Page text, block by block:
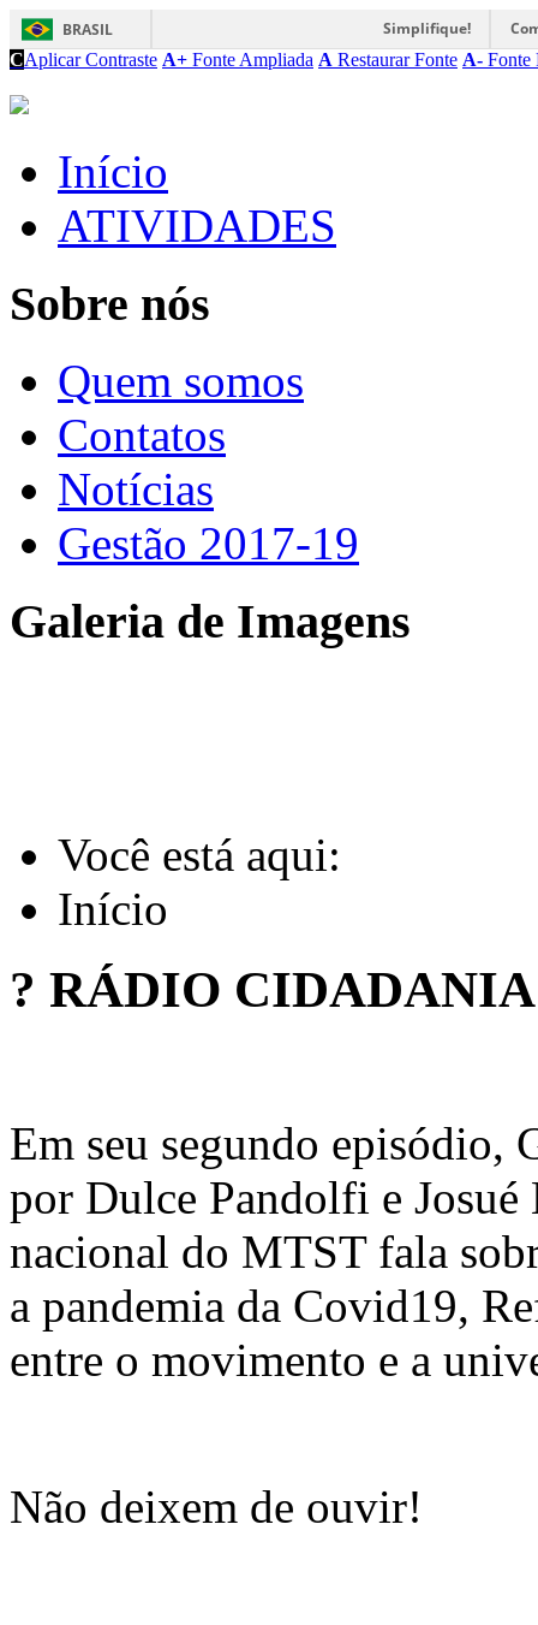
BRASIL Simplifique!
CAplicar Contraste A+ Fonte Ampliada A Restaurar Fonte A- Fonte
Início
ATIVIDADES
Sobre nós
Quem somos
Contatos
Notícias
Gestão 2017-19
Galeria de Imagens
Você está aqui:
Início
? RÁDIO
Em seu segundo episódio,
por Dulce Pandolfi e
nacional do MTST fala
a pandemia da Covid19,
entre o movimento e a
Não deixem de ouvir!